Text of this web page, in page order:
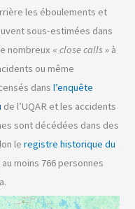
les éboulements et
sous-estimées dans
nombreux «close calls » à
ou même
dansl’enquête
de l’UQAR et les accidents
sont décédées dans des
leregistre historique du
au moins 766 personnes